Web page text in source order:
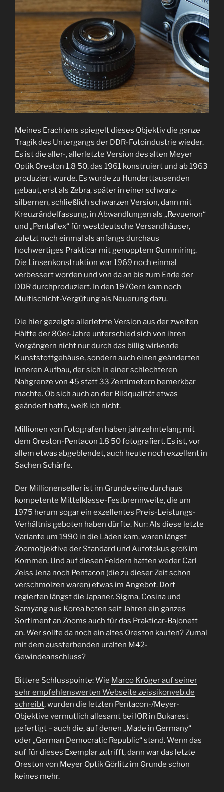
Meines Erachtens spiegelt dieses Objektiv die ganze
Tragik des Untergangs der DDR-Fotoindustrie wieder.
Es ist die aller-, allerletzte Version des alten Meyer
Optik Oreston 1.8 50, das 1961 konstruiert und ab 1963
produziert wurde. Es wurde zu Hunderttausenden
gebaut, erst als Zebra, später in einer schwarz-
silbernen, schließlich schwarzen Version, dann mit
Kreuzrändelfassung, in Abwandlungen als „Revuenon“
und „Pentaflex“ für westdeutsche Versandhäuser,
zuletzt noch einmal als anfangs durchaus
hochwertiges Prakticar mit genopptem Gummiring.
Die Linsenkonstruktion war 1969 noch einmal
verbessert worden und von da an bis zum Ende der
DDR durchproduziert. In den 1970ern kam noch
Multischicht-Vergütung als Neuerung dazu.
Die hier gezeigte allerletzte Version aus der zweiten
Hälfte der 80er-Jahre unterschied sich von ihren
Vorgängern nicht nur durch das billig wirkende
Kunststoffgehäuse, sondern auch einen geänderten
inneren Aufbau, der sich in einer schlechteren
Nahgrenze von 45 statt 33 Zentimetern bemerkbar
machte. Ob sich auch an der Bildqualität etwas
geändert hatte, weiß ich nicht.
Millionen von Fotografen haben jahrzehntelang mit
dem Oreston-Pentacon 1.8 50 fotografiert. Es ist, vor
allem etwas abgeblendet, auch heute noch exzellent in
Sachen Schärfe.
Der Millionenseller ist im Grunde eine durchaus
kompetente Mittelklasse-Festbrennweite, die um
1975 herum sogar ein exzellentes Preis-Leistungs-
Verhältnis geboten haben dürfte. Nur: Als diese letzte
Variante um 1990 in die Läden kam, waren längst
Zoomobjektive der Standard und Autofokus groß im
Kommen. Und auf diesen Feldern hatten weder Carl
Zeiss Jena noch Pentacon (die zu dieser Zeit schon
verschmolzen waren) etwas im Angebot. Dort
regierten längst die Japaner. Sigma, Cosina und
Samyang aus Korea boten seit Jahren ein ganzes
Sortiment an Zooms auch für das Prakticar-Bajonett
an. Wer sollte da noch ein altes Oreston kaufen? Zumal
mit dem aussterbenden uralten M42-
Gewindeanschluss?
Bittere Schlusspointe: Wie Marco Kröger auf seiner
sehr empfehlenswerten Webseite zeissikonveb.de
schreibt, wurden die letzten Pentacon-/Meyer-
Objektive vermutlich allesamt bei IOR in Bukarest
gefertigt – auch die, auf denen „Made in Germany“
oder „German Democratic Republic“ stand. Wenn das
auf für dieses Exemplar zutrifft, dann war das letzte
Oreston von Meyer Optik Görlitz im Grunde schon
keines mehr.